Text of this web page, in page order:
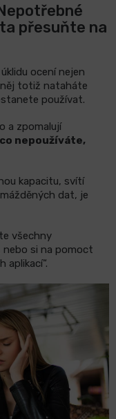
přesuňte na
ocení nejen
něj totiž nataháte
používat.
a zpomalují
nepoužíváte,
kapacitu, svítí
dat, je
všechny
si na pomoct
aplikací“.